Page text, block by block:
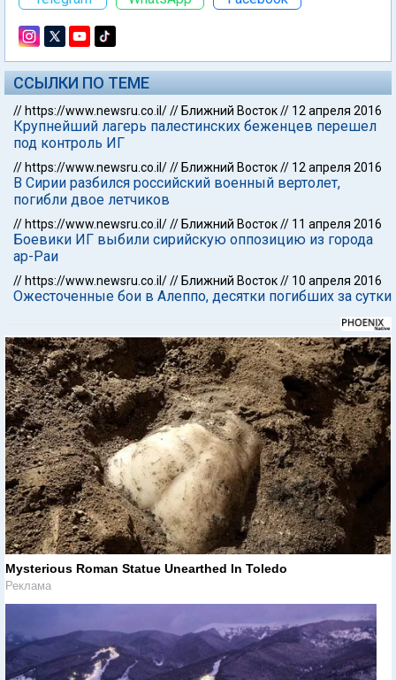
ССЫЛКИ ПО ТЕМЕ
// https://www.newsru.co.il/// Ближний Восток// 12 апреля 2016
Крупнейший лагерь палестинских беженцев перешел
под контроль ИГ
// https://www.newsru.co.il/// Ближний Восток// 12 апреля 2016
В Сирии разбился российский военный вертолет,
погибли двое летчиков
// https://www.newsru.co.il/// Ближний Восток// 11 апреля 2016
Боевики ИГ выбили сирийскую оппозицию из города
ар-Раи
// https://www.newsru.co.il/// Ближний Восток// 10 апреля 2016
Ожесточенные бои в Алеппо, десятки погибших за сутки
Mysterious Roman Statue Unearthed In Toledo
Реклама